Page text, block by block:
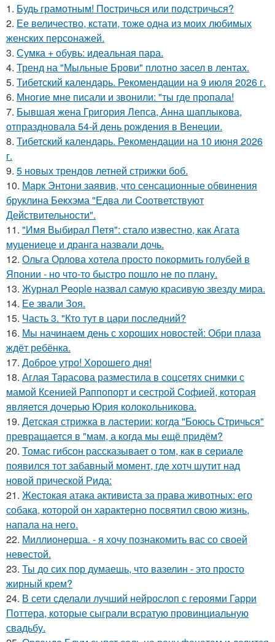
1. Будь грамотным! Постричься или подстричься?
2. Ее величество, кстати, тоже одна из моих любимых
женских персонажей.
3. Сумка + обувь: идеальная пара.
4. Тренд на "Мыльные Брови" плотно засел в лентах.
5. Тибетский календарь. Рекомендации на 9 июля 2026 г.
6. Многие мне писали и звонили: "ты где пропала!
7. Бывшая жена Григория Лепса, Анна шаплыкова,
отпраздновала 54-й день рождения в Венеции.
8. Тибетский календарь. Рекомендации на 10 июня 2026
г.
9. 5 новых трендов летней стрижки боб.
10. Марк Энтони заявив, что сенсационные обвинения
бруклина Бекхэма "Едва ли Соответствуют
Действительности".
11. "Имя Выбирал Петя": стало известно, как Агата
муцениеце и дранга назвали дочь.
12. Ольга Орлова хотела просто покормить голубей в
Японии - но что-то быстро пошло не по плану.
13. Журнал People назвал самую красивую звезду мира.
14. Ее звали Зоя.
15. Часть 3. "Кто тут в цари последний?
16. Мы начинаем день с хороших новостей: Обри плаза
ждёт ребёнка.
17. Доброе утро! Хорошего дня!
18. Аглая Тарасова разместила в соцсетях снимки с
мамой Ксенией Раппопорт и сестрой Софией, которая
является дочерью Юрия колокольникова.
19. Детская стрижка в ластерии: когда "Боюсь Стричься"
превращается в "мам, а когда мы ещё придём?
20. Томас гибсон рассказывает о том, как в сериале
появился тот забавный момент, где хотч шутит над
новой прической Рида:
21. Жестокая атака активиста за права животных: его
собака, которой он характерно посвятил свою жизнь,
напала на него.
22. Миллионерша. - я хочу познакомить вас со своей
невестой.
23. Ты до сих пор думаешь, что вазелин - это просто
жирный крем?
24. В сети сделали лучший нейрослоп с героями Гарри
Поттера, которые сыграли всратую провинциальную
свадьбу.